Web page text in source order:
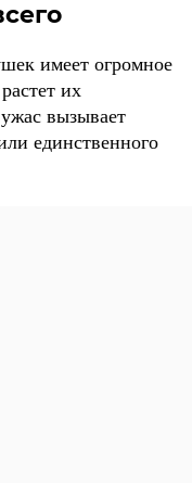
имеет огромное
их
вызывает
единственного